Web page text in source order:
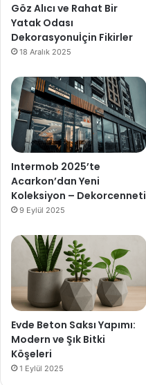
Göz Alıcı ve Rahat Bir
Yatak Odası
Dekorasyonuİçin Fikirler
18 Aralık 2025
Intermob 2025’te
Acarkon’dan Yeni
Koleksiyon – Dekorcenneti
9 Eylül 2025
Evde Beton Saksı Yapımı:
Modern ve Şık Bitki
Köşeleri
1 Eylül 2025